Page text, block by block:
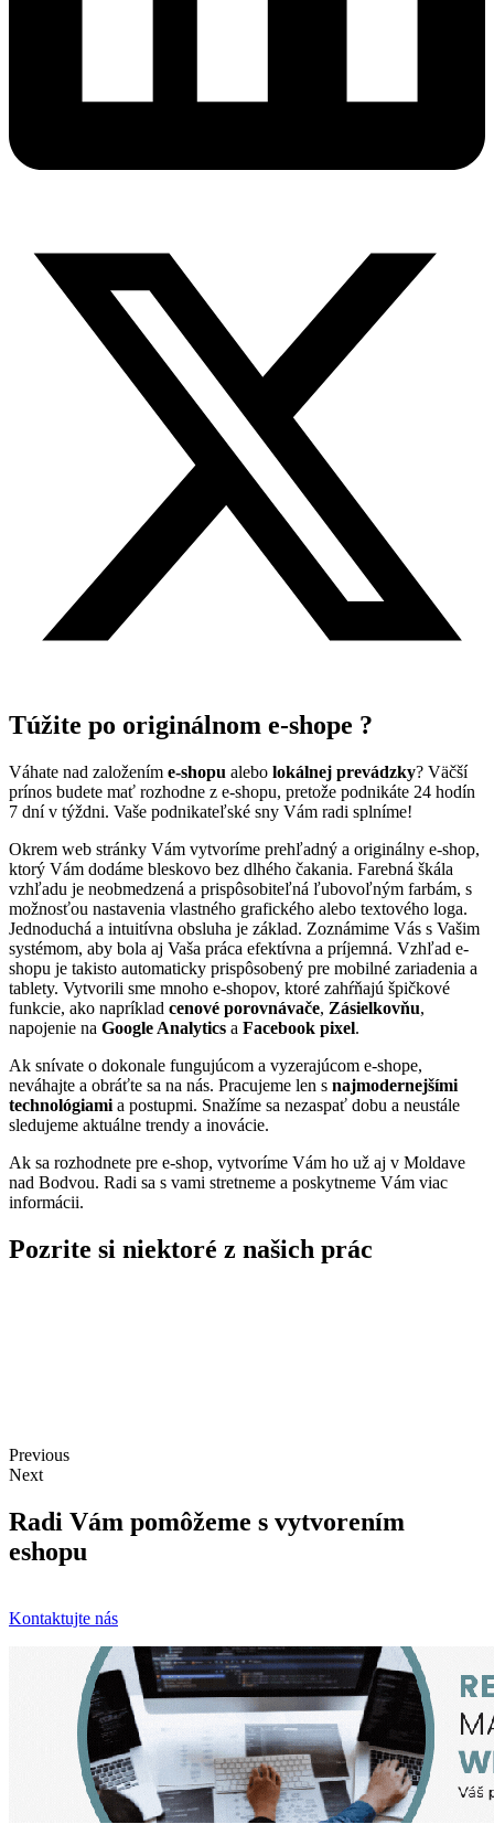
Túžite po originálnom e-shope ?
Váhate nad založením e-shopu alebo lokálnej prevádzky? Väčší
prínos budete mať rozhodne z e-shopu, pretože podnikáte 24 hodín
7 dní v týždni. Vaše podnikateľské sny Vám radi splníme!
Okrem web stránky Vám vytvoríme prehľadný a originálny e-shop,
ktorý Vám dodáme bleskovo bez dlhého čakania. Farebná škála
vzhľadu je neobmedzená a prispôsobiteľná ľubovoľným farbám, s
možnosťou nastavenia vlastného grafického alebo textového loga.
Jednoduchá a intuitívna obsluha je základ. Zoznámime Vás s Vašim
systémom, aby bola aj Vaša práca efektívna a príjemná. Vzhľad e-
shopu je takisto automaticky prispôsobený pre mobilné zariadenia a
tablety. Vytvorili sme mnoho e-shopov, ktoré zahŕňajú špičkové
funkcie, ako napríklad cenové porovnávače, Zásielkovňu,
napojenie na Google Analytics a Facebook pixel.
Ak snívate o dokonale fungujúcom a vyzerajúcom e-shope,
neváhajte a obráťte sa na nás. Pracujeme len s najmodernejšími
technológiami a postupmi. Snažíme sa nezaspať dobu a neustále
sledujeme aktuálne trendy a inovácie.
Ak sa rozhodnete pre e-shop, vytvoríme Vám ho už aj v Moldave
nad Bodvou. Radi sa s vami stretneme a poskytneme Vám viac
informácii.
Pozrite si niektoré z našich prác
Previous
Next
Radi Vám pomôžeme s vytvorením
eshopu
Kontaktujte nás